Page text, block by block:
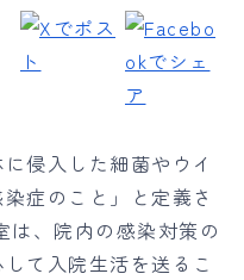
侵入した細菌やウイ
症のこと」と定義さ
は、院内の感染対策の
て入院生活を送るこ